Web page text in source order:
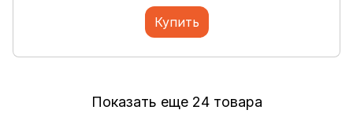
Купить
Показать еще 24 товара